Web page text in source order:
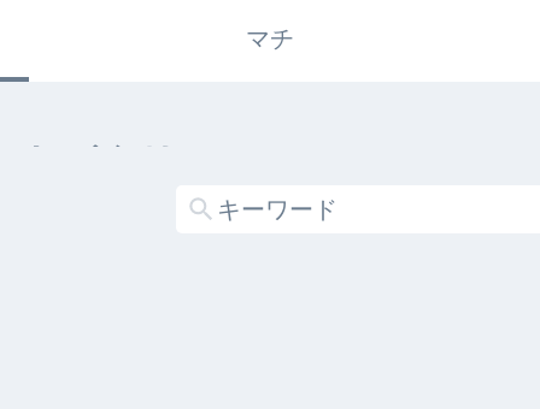
マチ
キガタリ